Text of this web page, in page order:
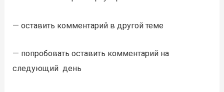
— оставить комментарий в другой теме
— попробовать оставить комментарий на
следующий день